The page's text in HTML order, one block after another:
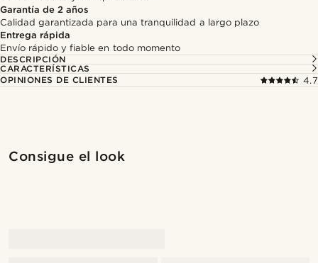
Garantía de 2 años
Calidad garantizada para una tranquilidad a largo plazo
Entrega rápida
Envío rápido y fiable en todo momento
DESCRIPCIÓN
CARACTERÍSTICAS
OPINIONES DE CLIENTES
4.7
Consigue el look